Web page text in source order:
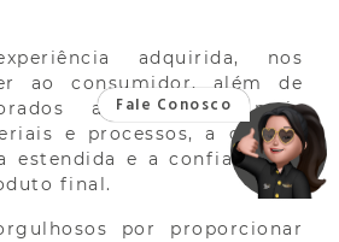
adquirida, nos
ao consumidor, além de
através dos mais
e processos, a certeza
estendida e a confiança na
final.
por proporcionar